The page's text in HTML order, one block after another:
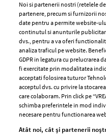
Noi si partenerii nostri (retelele
partenere, precum si furnizorii
date pentru a permite website-
continutul si anunturile
dvs., pentru a va oferi
analiza traficul pe website.
GDPR in legatura cu prelucrarea
fi exercitate prin modalitatea
acceptati folosirea tuturor
acceptul dvs. cu privire la
care colaboram. Prin click pe
schimba preferintele in mod
necesare pentru functionarea
Atât noi, cât și partenerii